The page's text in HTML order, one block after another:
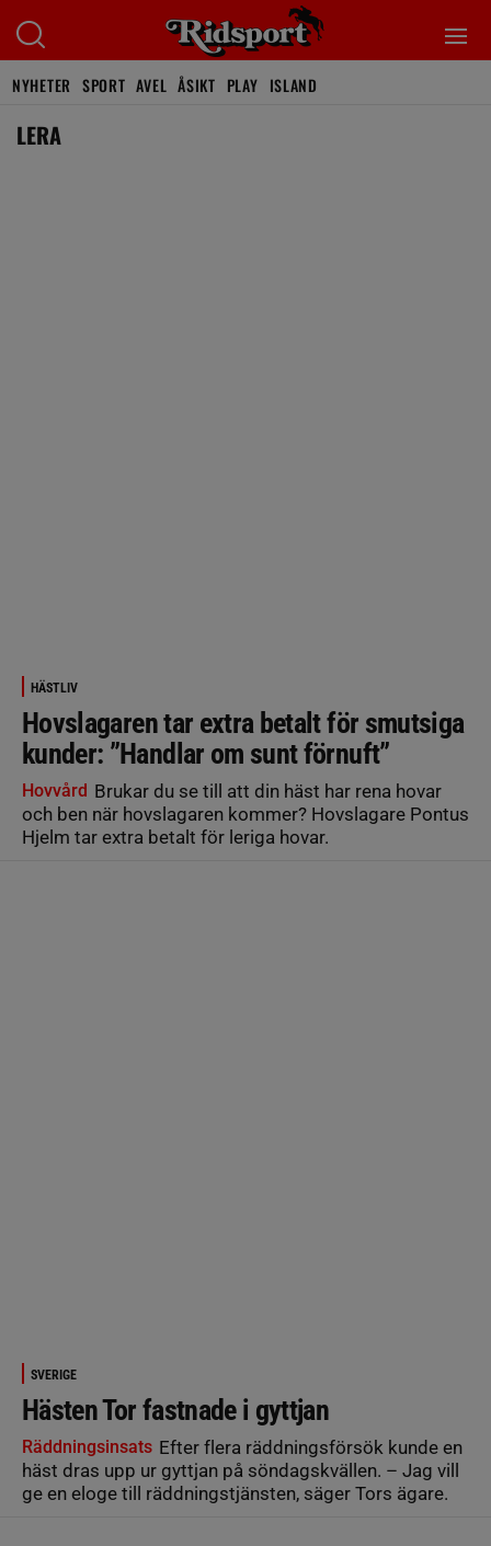
NYHETER SPORT AVEL ÅSIKT PLAY ISLAND
LERA
HÄSTLIV
Hovslagaren tar extra betalt för smutsiga
kunder: ”Handlar om sunt förnuft”
Hovvård Brukar du se till att din häst har rena hovar
och ben när hovslagaren kommer? Hovslagare Pontus
Hjelm tar extra betalt för leriga hovar.
SVERIGE
Hästen Tor fastnade i gyttjan
Räddningsinsats Efter flera räddningsförsök kunde en
häst dras upp ur gyttjan på söndagskvällen. – Jag vill
ge en eloge till räddningstjänsten, säger Tors ägare.